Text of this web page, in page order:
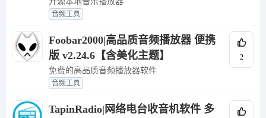
音频工具
Foobar2000|高品质音频播放器 便携
版 v2.24.6【含美化主题】
免费的高品质音频播放器软件
音频工具
2
TapinRadio|网络电台收音机软件 多